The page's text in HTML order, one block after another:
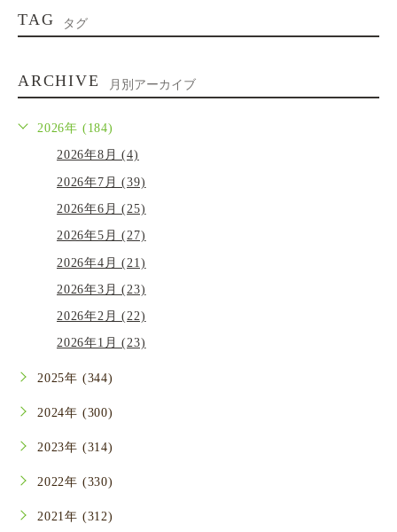
TAG タグ
ARCHIVE 月別アーカイブ
2026年 (184)
2026年8月 (4)
2026年7月 (39)
2026年6月 (25)
2026年5月 (27)
2026年4月 (21)
2026年3月 (23)
2026年2月 (22)
2026年1月 (23)
2025年 (344)
2024年 (300)
2023年 (314)
2022年 (330)
2021年 (312)